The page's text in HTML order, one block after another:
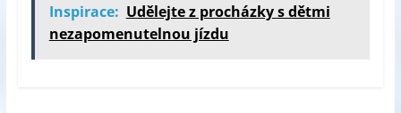
Inspirace: Udělejte z procházky s dětmi
nezapomenutelnou jízdu